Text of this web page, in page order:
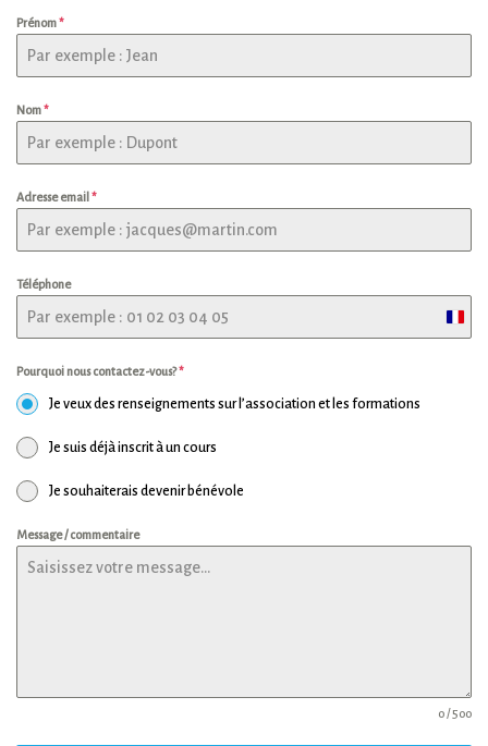
Prénom*
Nom*
Adresse email *
Téléphone
France
Pourquoi nous contactez-vous?*
Je veux des renseignements sur l’association et les formations
Je suis déjà inscrit à un cours
Je souhaiterais devenir bénévole
Message / commentaire
0 / 500